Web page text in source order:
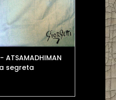
segreta